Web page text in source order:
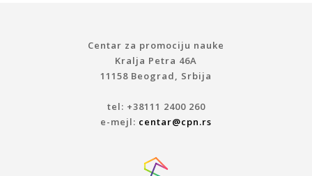
Centar za promociju nauke
Kralja Petra 46A
11158 Beograd, Srbija
tel: +38111 2400 260
e-mejl: centar@cpn.rs